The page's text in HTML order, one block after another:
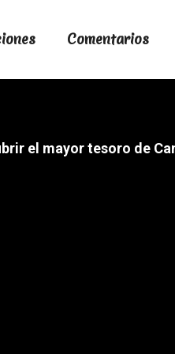
Comentarios
el mayor tesoro de